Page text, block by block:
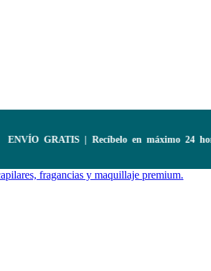
ENVÍO GRATIS | Recíbelo en máximo 24 horas